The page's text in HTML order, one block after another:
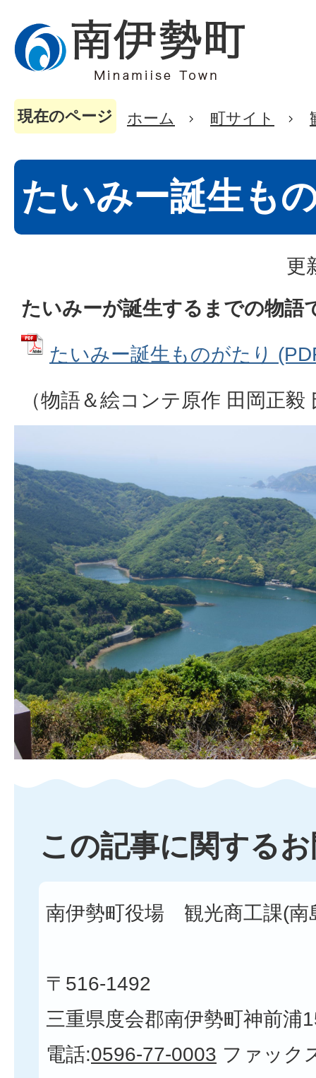
現在のページ ホーム 町サイト
たいみー誕生も
更
たいみーが誕生するまでの物語
たいみー誕生ものがたり
（物語＆絵コンテ原作 田岡正毅
この記事に関する
南伊勢町役場 観光商工課(南
〒516-1492
三重県度会郡南伊勢町神前浦
電話:0596-77-0003 ファック